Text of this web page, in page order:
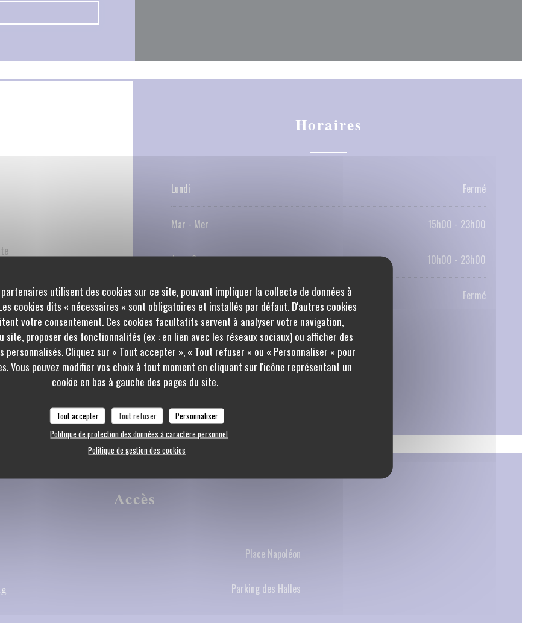
utilisent des cookies sur ce site, pouvant impliquer la collecte de données à
cookies dits « nécessaires » sont obligatoires et installés par défaut. D'autres cookies
votre consentement. Ces cookies facultatifs servent à analyser votre navigation,
site, proposer des fonctionnalités (ex : en lien avec les réseaux sociaux) ou afficher des
personnalisés. Cliquez sur « Tout accepter », « Tout refuser » ou « Personnaliser » pour
Vous pouvez modifier vos choix à tout moment en cliquant sur l'icône représentant un
cookie en bas à gauche des pages du site.
Tout accepter Tout refuser
Personnaliser
Politique de protection des données à caractère personnel
Politique de gestion des cookies
vins au verre, Chèques
réduite, Terrasse, Wifi
Titres restaurant,
Horaires
Lundi Fermé
Mar - Mer 15h00 - 23h00
Jeu-Sam 10h00 - 23h00
Dimanche Fermé
Accès
Place Napoléon
Parking des Halles